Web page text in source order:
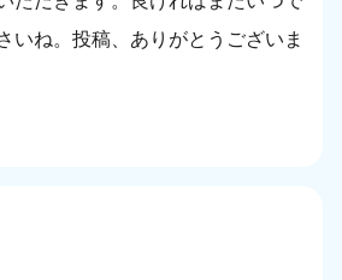
いね。投稿、ありがとうございま